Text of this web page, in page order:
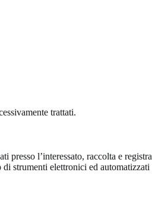
trattati.
presso l’interessato, raccolta e
strumenti elettronici ed